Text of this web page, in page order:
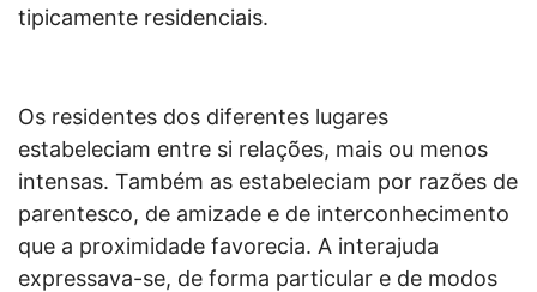
tipicamente residenciais.
Os residentes dos diferentes lugares
estabeleciam entre si relações, mais ou menos
intensas. Também as estabeleciam por razões de
parentesco, de amizade e de interconhecimento
que a proximidade favorecia. A interajuda
expressava-se, de forma particular e de modos